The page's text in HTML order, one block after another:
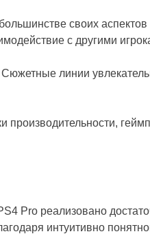
своих
с другими
линии
производительности,
Pro реализовано
интуитивно